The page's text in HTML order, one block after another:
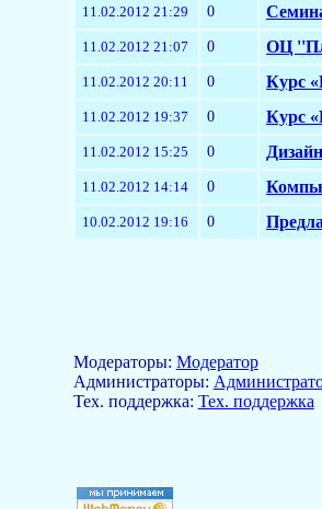
11.02.2012 21:29 0
11.02.2012 21:07 0 ОЦ
11.02.2012 20:11 0 Курс
11.02.2012 19:37 0 Курс
11.02.2012 15:25 0
11.02.2012 14:14 0
10.02.2012 19:16 0
Модераторы: Модератор
Aдминистраторы:
Тех. поддержка: Тех. поддержка